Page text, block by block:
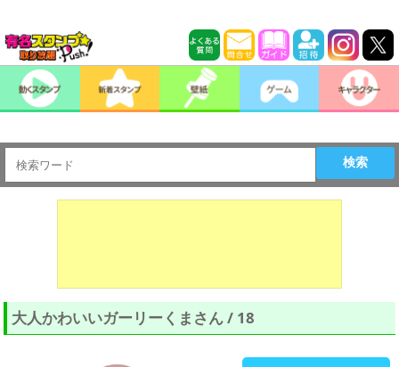
検索
大人かわいいガーリーくまさん / 18